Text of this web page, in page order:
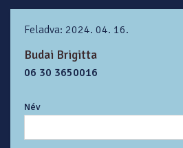
Feladva: 2024. 04. 16.
Budai Brigitta
06 30 3650016
Név